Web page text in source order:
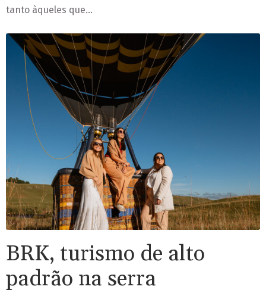
tanto àqueles que…
BRK, turismo de alto
padrão na serra